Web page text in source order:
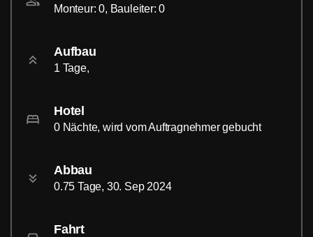
Monteur: 0, Bauleiter: 0
Aufbau
1 Tage,
Hotel
0 Nächte, wird vom Auftragnehmer gebucht
Abbau
0.75 Tage, 30. Sep 2024
Fahrt